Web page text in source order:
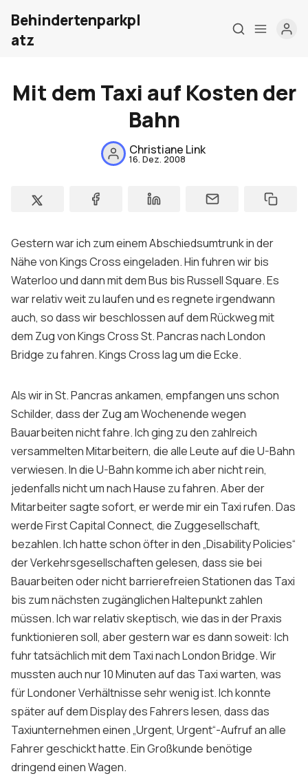
Meine Firma
Kontakt
Sign up
Behindertenparkpl
atz
Mit dem Taxi auf Kosten der
Bahn
Christiane Link
16. Dez. 2008
Gestern war ich zum einem Abschiedsumtrunk in der
Nähe von Kings Cross eingeladen. Hin fuhren wir bis
Waterloo und dann mit dem Bus bis Russell Square. Es
war relativ weit zu laufen und es regnete irgendwann
auch, so dass wir beschlossen auf dem Rückweg mit
dem Zug von Kings Cross St. Pancras nach London
Bridge zu fahren. Kings Cross lag um die Ecke.
Als wir in St. Pancras ankamen, empfangen uns schon
Schilder, dass der Zug am Wochenende wegen
Bauarbeiten nicht fahre. Ich ging zu den zahlreich
versammelten Mitarbeitern, die alle Leute auf die U-Bahn
verwiesen. In die U-Bahn komme ich aber nicht rein,
jedenfalls nicht um nach Hause zu fahren. Aber der
Mitarbeiter sagte sofort, er werde mir ein Taxi rufen. Das
werde First Capital Connect, die Zuggesellschaft,
bezahlen. Ich hatte schon öfter in den „Disability Policies“
der Verkehrsgesellschaften gelesen, dass sie bei
Bauarbeiten oder nicht barrierefreien Stationen das Taxi
bis zum nächsten zugänglichen Haltepunkt zahlen
müssen. Ich war relativ skeptisch, wie das in der Praxis
funktionieren soll, aber gestern war es dann soweit: Ich
fuhr tatsächlich mit dem Taxi nach London Bridge. Wir
mussten auch nur 10 Minuten auf das Taxi warten, was
für Londoner Verhältnisse sehr wenig ist. Ich konnte
später auf dem Display des Fahrers lesen, dass das
Taxiunternehmen einen „Urgent, Urgent“-Aufruf an alle
Fahrer geschickt hatte. Ein Großkunde benötige
dringend einen Wagen.